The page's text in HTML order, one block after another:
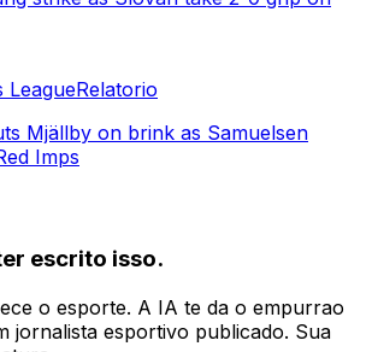
LeagueRelatorio
Mjällby on brink as Samuelsen
Imps
escrito isso.
o esporte. A IA te da o empurrao
jornalista esportivo publicado. Sua